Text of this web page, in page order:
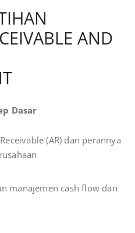
AND
Dasar
(AR) dan perannya
manajemen cash flow dan